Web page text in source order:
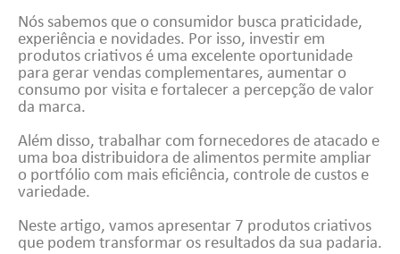
Nós sabemos que o consumidor busca praticidade,
experiência e novidades. Por isso, investir em
produtos criativos é uma excelente oportunidade
para gerar vendas complementares, aumentar o
consumo por visita e fortalecer a percepção de valor
da marca.
Além disso, trabalhar com fornecedores de atacado e
uma boa distribuidora de alimentos permite ampliar
o portfólio com mais eficiência, controle de custos e
variedade.
Neste artigo, vamos apresentar 7 produtos criativos
que podem transformar os resultados da sua padaria.